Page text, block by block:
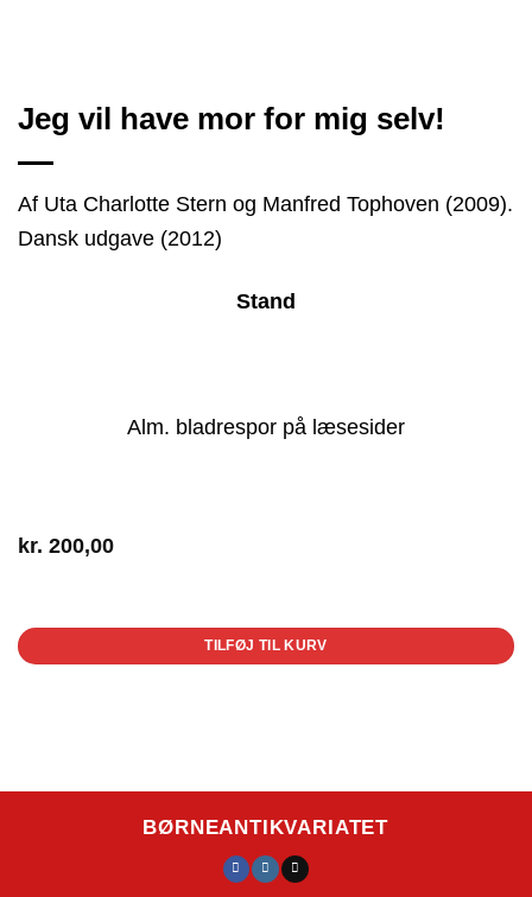
Jeg vil have mor for mig selv!
Af Uta Charlotte Stern og Manfred Tophoven (2009).
Dansk udgave (2012)
Stand
Alm. bladrespor på læsesider
kr. 200,00
TILFØJ TIL KURV
BØRNEANTIKVARIATET